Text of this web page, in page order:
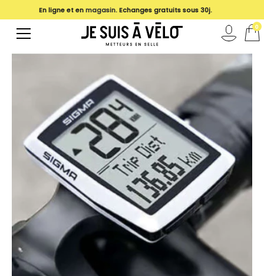
En ligne et enmagasin. Echanges gratuits sous 30j.
0